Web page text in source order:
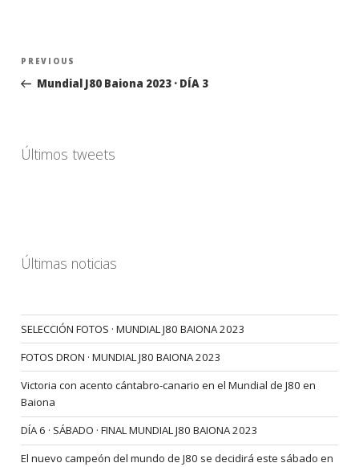
Navegación
entradas
Previous
Post
PREVIOUS
Mundial J80 Baiona 2023 · DÍA 3
Últimos tweets
Últimas noticias
SELECCIÓN FOTOS · MUNDIAL J80 BAIONA 2023
FOTOS DRON · MUNDIAL J80 BAIONA 2023
Victoria con acento cántabro-canario en el Mundial de J80 en
Baiona
DÍA 6 · SÁBADO · FINAL MUNDIAL J80 BAIONA 2023
El nuevo campeón del mundo de J80 se decidirá este sábado en